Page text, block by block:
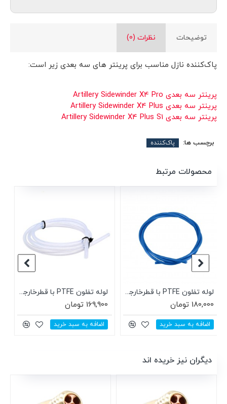
توضیحات نظرات (0)
پاک‌کننده نازل مناسب برای پرینتر های سه بعدی زیر است:
پرینتر سه بعدی Artillery Sidewinder X4 Pro
پرینتر سه بعدی Artillery Sidewinder X4 Plus
پرینتر سه بعدی Artillery Sidewinder X4 Plus S1
برچسب ها: پاک‌کننده
محصولات مرتبط
لوله تفلون PTFE با قطرخارجی4 و قطر داخلی2 شفاف
سبد خرید
لوله تفلون PTFE با قطرخارجی4 و قطر داخلی2
دیگران نیز خریده اند